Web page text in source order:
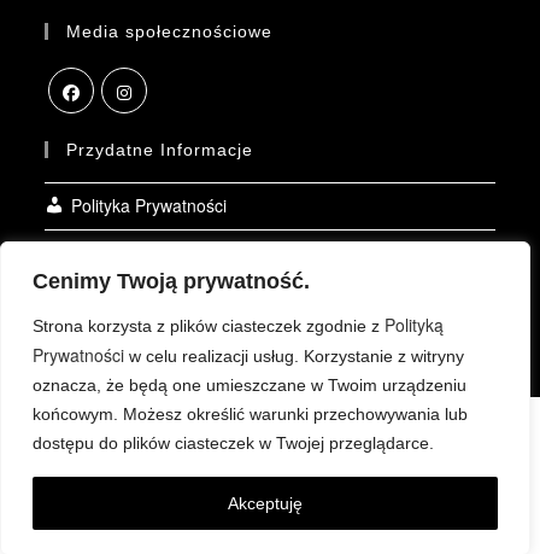
Cenimy Twoją prywatność.
Strona korzysta z plików ciasteczek zgodnie z Polityką
Prywatności w celu realizacji usług. Korzystanie z witryny
oznacza, że będą one umieszczane w Twoim urządzeniu
końcowym. Możesz określić warunki przechowywania lub
dostępu do plików ciasteczek w Twojej przeglądarce.
Akceptuję
Media społecznościowe
Przydatne Informacje
Polityka Prywatności
O Firmie
Polityka Prywatności Kontakt O Firmie
Borem.pl - Tworzenie Stron WWW